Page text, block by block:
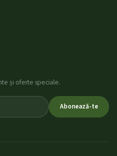
și oferte speciale.
Abonează-te